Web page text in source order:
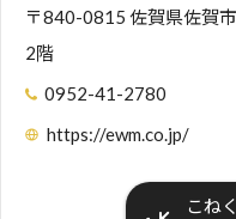
〒840-0815 佐賀県佐賀
2階
0952-41-2780
https://ewm.co.jp/
こね